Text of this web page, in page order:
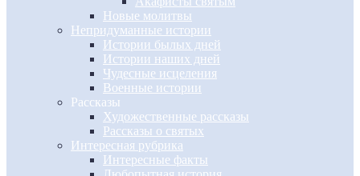
Новые молитвы
Непридуманные истории
Истории былых дней
Истории наших дней
Чудесные исцеления
Военные истории
Рассказы
Художественные рассказы
Рассказы о святых
Интересная рубрика
Интересные факты